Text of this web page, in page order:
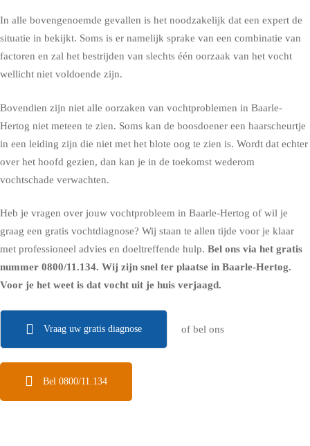
In alle bovengenoemde gevallen is het noodzakelijk dat een expert de
situatie in bekijkt. Soms is er namelijk sprake van een combinatie van
factoren en zal het bestrijden van slechts één oorzaak van het vocht
wellicht niet voldoende zijn.
Bovendien zijn niet alle oorzaken van vochtproblemen in Baarle-
Hertog niet meteen te zien. Soms kan de boosdoener een haarscheurtje
in een leiding zijn die niet met het blote oog te zien is. Wordt dat echter
over het hoofd gezien, dan kan je in de toekomst wederom
vochtschade verwachten.
Heb je vragen over jouw vochtprobleem in Baarle-Hertog of wil je
graag een gratis vochtdiagnose? Wij staan te allen tijde voor je klaar
met professioneel advies en doeltreffende hulp. Bel ons via het gratis
nummer 0800/11.134. Wij zijn snel ter plaatse in Baarle-Hertog.
Voor je het weet is dat vocht uit je huis verjaagd.
Vraag uw gratis diagnose of bel ons
Bel 0800/11.134